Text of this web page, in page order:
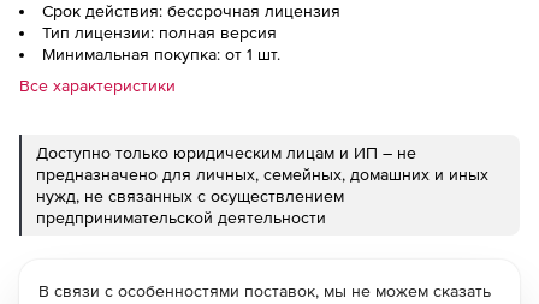
Срок действия: бессрочная лицензия
Тип лицензии: полная версия
Минимальная покупка: от 1 шт.
Все характеристики
Доступно только юридическим лицам и ИП – не
предназначено для личных, семейных, домашних и иных
нужд, не связанных с осуществлением
предпринимательской деятельности
В связи с особенностями поставок, мы не можем сказать